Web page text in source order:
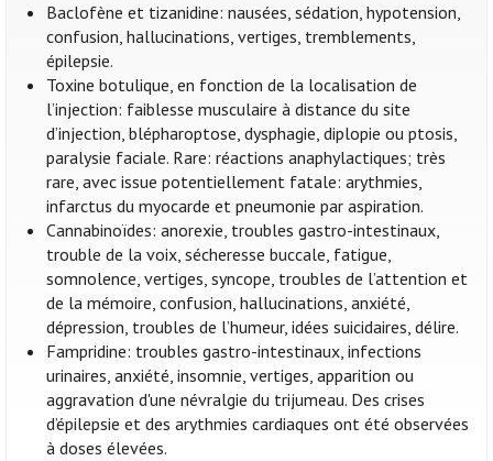
Baclofène et tizanidine: nausées, sédation, hypotension,
confusion, hallucinations, vertiges, tremblements,
épilepsie.
Toxine botulique, en fonction de la localisation de
l’injection: faiblesse musculaire à distance du site
d’injection, blépharoptose, dysphagie, diplopie ou ptosis,
paralysie faciale. Rare: réactions anaphylactiques; très
rare, avec issue potentiellement fatale: arythmies,
infarctus du myocarde et pneumonie par aspiration.
Cannabinoïdes: anorexie, troubles gastro-intestinaux,
trouble de la voix, sécheresse buccale, fatigue,
somnolence, vertiges, syncope, troubles de l’attention et
de la mémoire, confusion, hallucinations, anxiété,
dépression, troubles de l’humeur, idées suicidaires, délire.
Fampridine: troubles gastro-intestinaux, infections
urinaires, anxiété, insomnie, vertiges, apparition ou
aggravation d'une névralgie du trijumeau. Des crises
d’épilepsie et des arythmies cardiaques ont été observées
à doses élevées.